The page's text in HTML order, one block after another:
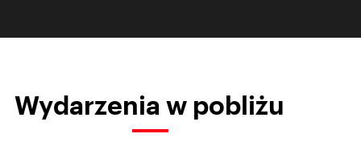
Wydarzenia w pobliżu